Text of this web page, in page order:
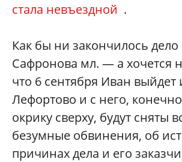
стала невъездной .
Как бы ни закончилось
Сафронова мл. — а хочется
что 6 сентября Иван выйдет
Лефортово и с него,
окрику сверху, будут сняты
безумные обвинения, об
причинах дела и его